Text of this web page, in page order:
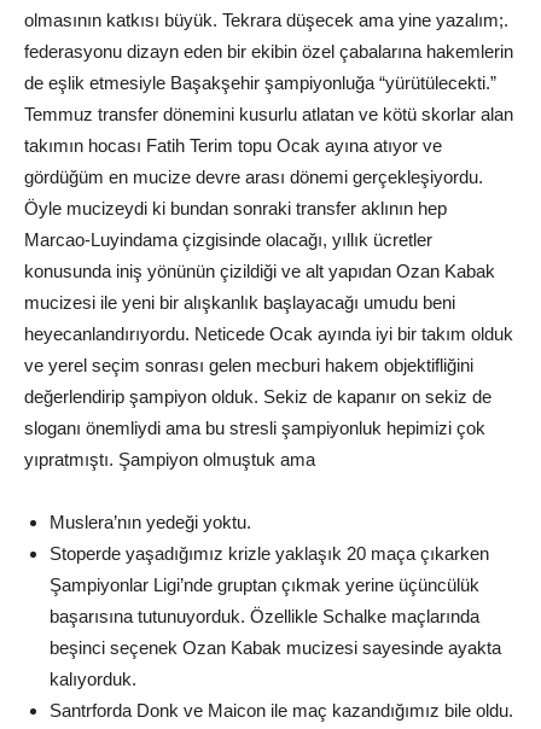
olmasının katkısı büyük. Tekrara düşecek ama yine yazalım;.
federasyonu dizayn eden bir ekibin özel çabalarına hakemlerin
de eşlik etmesiyle Başakşehir şampiyonluğa “yürütülecekti.”
Temmuz transfer dönemini kusurlu atlatan ve kötü skorlar alan
takımın hocası Fatih Terim topu Ocak ayına atıyor ve
gördüğüm en mucize devre arası dönemi gerçekleşiyordu.
Öyle mucizeydi ki bundan sonraki transfer aklının hep
Marcao-Luyindama çizgisinde olacağı, yıllık ücretler
konusunda iniş yönünün çizildiği ve alt yapıdan Ozan Kabak
mucizesi ile yeni bir alışkanlık başlayacağı umudu beni
heyecanlandırıyordu. Neticede Ocak ayında iyi bir takım olduk
ve yerel seçim sonrası gelen mecburi hakem objektifliğini
değerlendirip şampiyon olduk. Sekiz de kapanır on sekiz de
sloganı önemliydi ama bu stresli şampiyonluk hepimizi çok
yıpratmıştı. Şampiyon olmuştuk ama
Muslera’nın yedeği yoktu.
Stoperde yaşadığımız krizle yaklaşık 20 maça çıkarken
Şampiyonlar Ligi’nde gruptan çıkmak yerine üçüncülük
başarısına tutunuyorduk. Özellikle Schalke maçlarında
beşinci seçenek Ozan Kabak mucizesi sayesinde ayakta
kalıyorduk.
Santrforda Donk ve Maicon ile maç kazandığımız bile oldu.